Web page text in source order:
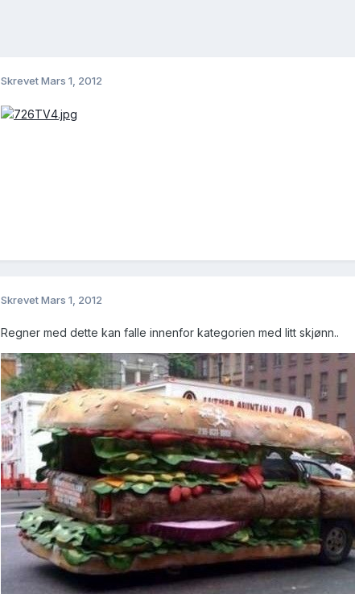
SkrevetMars 1, 2012
SkrevetMars 1, 2012
Regner med dette kan falle innenfor kategorien med litt skjønn..